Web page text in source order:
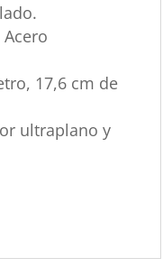
Acero
17,6 cm de
ultraplano y